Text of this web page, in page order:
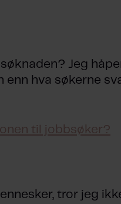
Jeg
hva søkerne
til jobbsøker?
tror jeg